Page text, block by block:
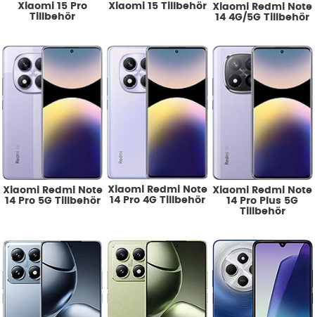
Xiaomi 15 Pro
Tillbehör
Xiaomi 15 Tillbehör
Xiaomi Redmi Note
14 4G/5G Tillbehör
Xiaomi Redmi Note
14 Pro 5G Tillbehör
Xiaomi Redmi Note
14 Pro 4G Tillbehör
Xiaomi Redmi Note
14 Pro Plus 5G
Tillbehör